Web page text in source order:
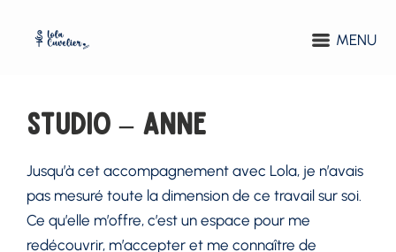
MENU
Studio – Anne
Jusqu’à cet accompagnement avec Lola, je n’avais
pas mesuré toute la dimension de ce travail sur soi.
Ce qu’elle m’offre, c’est un espace pour me
redécouvrir, m’accepter et me connaître de